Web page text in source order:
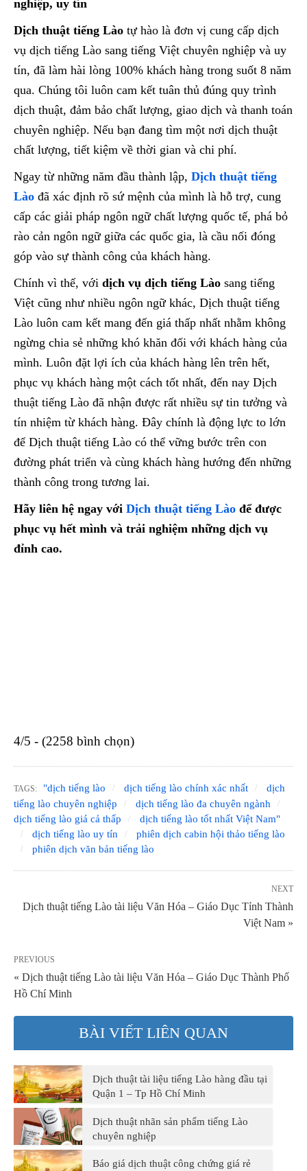
nghiệp, uy tín
Dịch thuật tiếng Lào tự hào là đơn vị cung cấp dịch
vụ dịch tiếng Lào sang tiếng Việt chuyên nghiệp và uy
tín, đã làm hài lòng 100% khách hàng trong suốt 8 năm
qua. Chúng tôi luôn cam kết tuân thủ đúng quy trình
dịch thuật, đảm bảo chất lượng, giao dịch và thanh toán
chuyên nghiệp. Nếu bạn đang tìm một nơi dịch thuật
chất lượng, tiết kiệm về thời gian và chi phí.
Ngay từ những năm đầu thành lập, Dịch thuật tiếng
Lào đã xác định rõ sứ mệnh của mình là hỗ trợ, cung
cấp các giải pháp ngôn ngữ chất lượng quốc tế, phá bỏ
rào cản ngôn ngữ giữa các quốc gia, là cầu nối đóng
góp vào sự thành công của khách hàng.
Chính vì thế, với dịch vụ dịch tiếng Lào sang tiếng
Việt cũng như nhiều ngôn ngữ khác, Dịch thuật tiếng
Lào luôn cam kết mang đến giá thấp nhất nhằm không
ngừng chia sẻ những khó khăn đối với khách hàng của
mình. Luôn đặt lợi ích của khách hàng lên trên hết,
phục vụ khách hàng một cách tốt nhất, đến nay Dịch
thuật tiếng Lào đã nhận được rất nhiều sự tin tưởng và
tín nhiệm từ khách hàng. Đây chính là động lực to lớn
để Dịch thuật tiếng Lào có thể vững bước trên con
đường phát triển và cùng khách hàng hướng đến những
thành công trong tương lai.
Hãy liên hệ ngay với Dịch thuật tiếng Lào để được
phục vụ hết mình và trải nghiệm những dịch vụ
đỉnh cao.
4/5 - (2258 bình chọn)
TAGS: "dịch tiếng lào dịch tiếng lào chính xác nhất
dịch
tiếng lào chuyên nghiệp
dịch tiếng lào đa chuyên ngành
dịch tiếng lào giá cả thấp
dịch tiếng lào tốt nhất Việt Nam"
dịch tiếng lào uy tín
phiên dịch cabin hội thảo tiếng lào
phiên dịch văn bản tiếng lào
NEXT
Dịch thuật tiếng Lào tài liệu Văn Hóa – Giáo Dục Tỉnh Thành
Việt Nam »
PREVIOUS
« Dịch thuật tiếng Lào tài liệu Văn Hóa – Giáo Dục Thành Phố
Hồ Chí Minh
BÀI VIẾT LIÊN QUAN
Dịch thuật tài liệu tiếng Lào hàng đầu tại
Quận 1 – Tp Hồ Chí Minh
Dịch thuật nhãn sản phẩm tiếng Lào
chuyên nghiệp
Báo giá dịch thuật công chứng giá rẻ